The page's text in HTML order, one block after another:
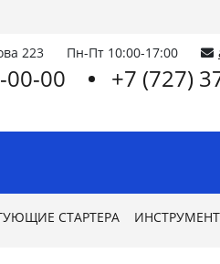
223 Пн-Пт 10:00-17:00
00-00 +7 (727)
СТАРТЕРА ИНСТРУМЕНТ